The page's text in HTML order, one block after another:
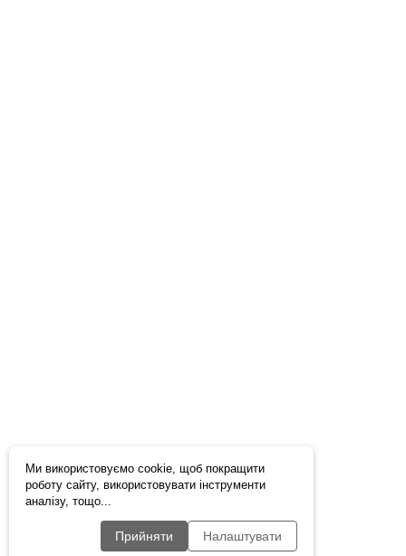
Ми використовуємо cookie, щоб покращити
роботу сайту, використовувати інструменти
аналізу, тощо...
Прийняти Налаштувати